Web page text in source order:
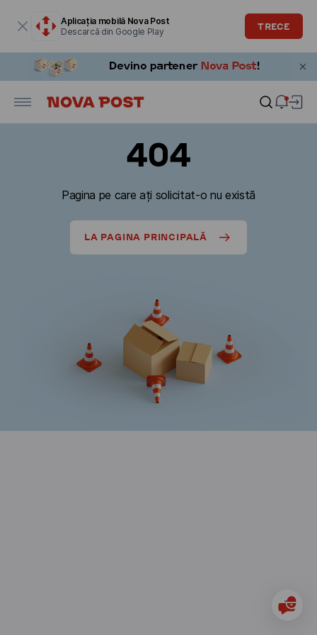
Aplicația mobilă Nova Post
Descarcă din Google Play
TRECE
404
Pagina pe care ați solicitat-o nu există
LA PAGINA PRINCIPALĂ